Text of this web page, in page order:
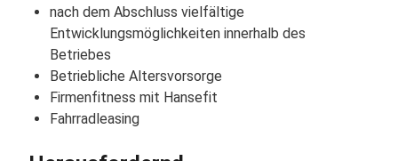
nach dem Abschluss vielfältige
Entwicklungsmöglichkeiten innerhalb des
Betriebes
Betriebliche Altersvorsorge
Firmenfitness mit Hansefit
Fahrradleasing